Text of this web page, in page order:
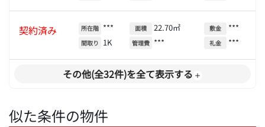
契約済み 所在階 ***
間取り 1K
面積 22.70㎡
管理費 ***
敷金 ***
礼金 ***
その他(全32件)を全て表示する
似た条件の物件